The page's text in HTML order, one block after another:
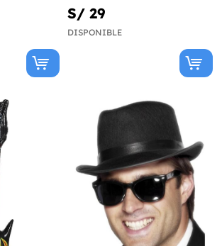
S/ 29
DISPONIBLE